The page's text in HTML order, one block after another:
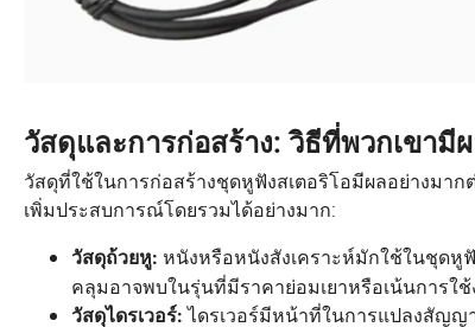
วัสดุและการก่อสร้าง: วิธีที่พวกเขา
วัสดุที่ใช้ในการก่อสร้างชุดหูฟังสเตอริโอมีผลอย่างมา
เพิ่มประสบการณ์โดยรวมได้อย่างมาก:
วัสดุถ้วยหู: หนังหรือหนังสังเคราะห์มักใช้ในชุดหู
คลุมอาจพบในรุ่นที่มีราคาย่อมเยาหรือเน้นการใ
วัสดุไดรเวอร์: ไดรเวอร์มีหน้าที่ในการแปลงสัญญ